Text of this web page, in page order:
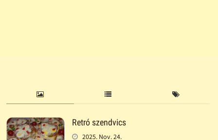
Retró szendvics
2025. Nov. 24.